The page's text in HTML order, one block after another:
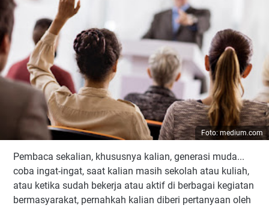
Foto: medium.com
Pembaca sekalian, khususnya kalian, generasi muda...
coba ingat-ingat, saat kalian masih sekolah atau kuliah,
atau ketika sudah bekerja atau aktif di berbagai kegiatan
bermasyarakat, pernahkah kalian diberi pertanyaan oleh